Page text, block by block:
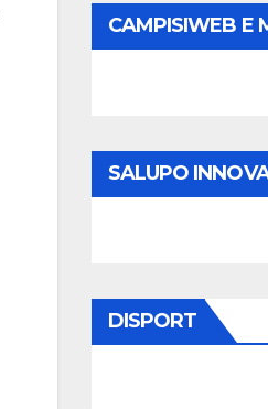
CAMPISIWEB E
SALUPO
DISPORT